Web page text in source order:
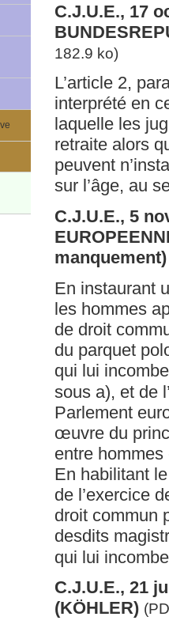
C.J.U.E., 17
182.9 ko)
L’article 2,
interprété en
laquelle les
retraite alors
peuvent
sur l’âge, au
C.J.U.E., 5
En instaurant
les hommes
de droit
du parquet
qui lui
sous a), et de
Parlement
œuvre du
entre hommes
En habilitant
de l’exercice
droit commun
desdits
qui lui
C.J.U.E., 21
(KÖHLER)